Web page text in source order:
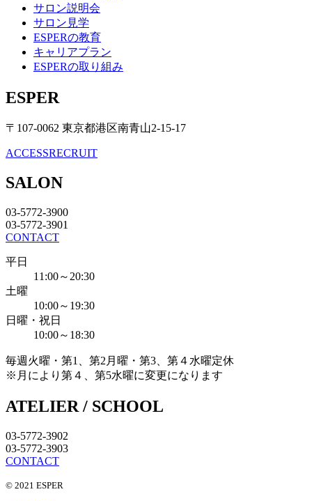
サロン説明会
サロン見学
ESPERの教育
キャリアプラン
ESPERの取り組み
ESPER
〒107-0062 東京都港区南青山2-15-17
ACCESSRECRUIT
SALON
03-5772-3900
03-5772-3901
CONTACT
平日
11:00～20:30
土曜
10:00～19:30
日曜・祝日
10:00～18:30
毎週火曜・第1、第2月曜・第3、第４水曜定休
※月により第４、第5水曜に変更になります
ATELIER / SCHOOL
03-5772-3902
03-5772-3903
CONTACT
© 2021 ESPER